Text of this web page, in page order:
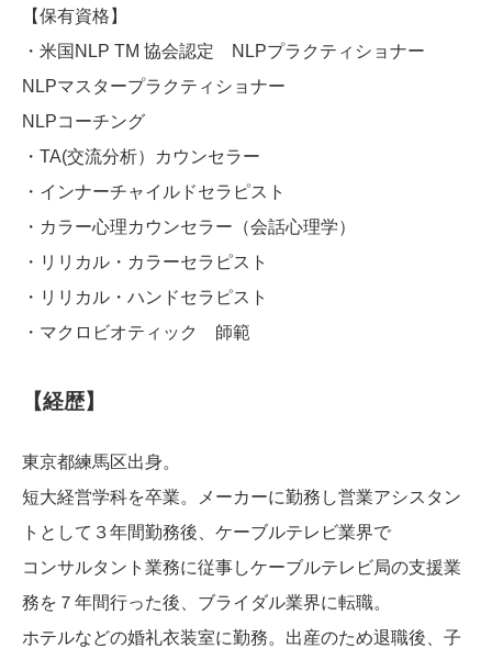
【保有資格】
・米国NLP TM 協会認定 NLPプラクティショナー
NLPマスタープラクティショナー
NLPコーチング
・TA(交流分析）カウンセラー
・インナーチャイルドセラピスト
・カラー心理カウンセラー（会話心理学）
・リリカル・カラーセラピスト
・リリカル・ハンドセラピスト
・マクロビオティック 師範
【経歴】
東京都練馬区出身。
短大経営学科を卒業。メーカーに勤務し営業アシスタン
トとして３年間勤務後、ケーブルテレビ業界で
コンサルタント業務に従事しケーブルテレビ局の支援業
務を７年間行った後、ブライダル業界に転職。
ホテルなどの婚礼衣装室に勤務。出産のため退職後、子